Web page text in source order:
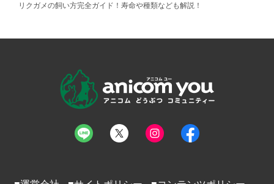
リクガメの飼い方完全ガイド！寿命や種類なども解説！